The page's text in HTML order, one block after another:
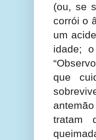
(ou, se
corrói o
um
idade;
que
tratam